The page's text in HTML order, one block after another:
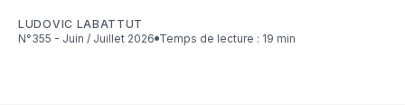
LUDOVIC LABATTUT
N°355 - Juin / Juillet 2026
Temps de lecture : 19 min